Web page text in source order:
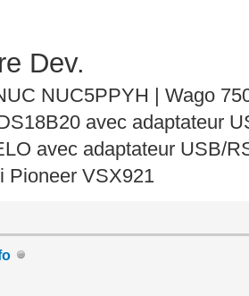
Dev.
NUC5PPYH | Wago
avec adaptateur
avec adaptateur USB/
Pioneer VSX921